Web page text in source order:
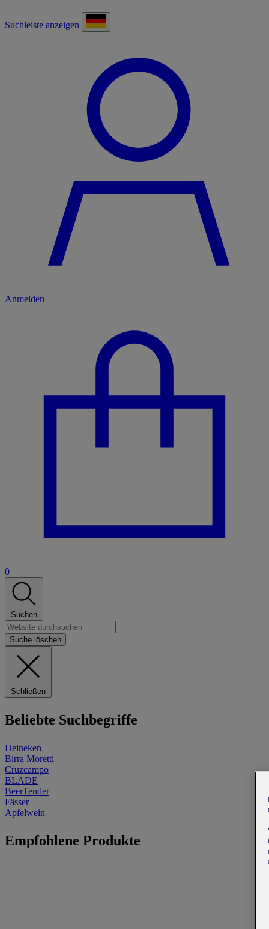
Suchleiste anzeigen
Anmelden
0
Suchen
Suche löschen
Schließen
Beliebte Suchbegriffe
Heineken
Birra Moretti
Cruzcampo
BLADE
BeerTender
Fässer
Apfelwein
Empfohlene Produkte